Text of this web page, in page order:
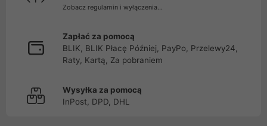
Zobacz regulamin i wyłączenia...
Zapłać za pomocą
BLIK, BLIK Płacę Później, PayPo, Przelewy24,
Raty, Kartą, Za pobraniem
Wysyłka za pomocą
InPost, DPD, DHL